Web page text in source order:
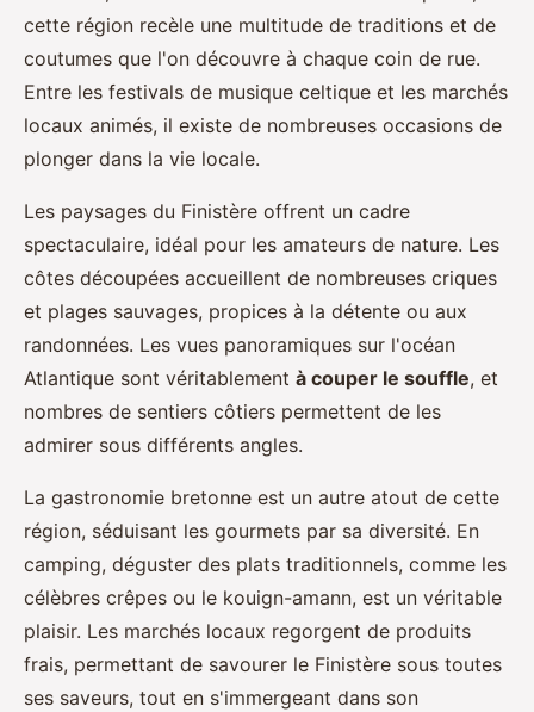
cette région recèle une multitude de traditions et de
coutumes que l'on découvre à chaque coin de rue.
Entre les festivals de musique celtique et les marchés
locaux animés, il existe de nombreuses occasions de
plonger dans la vie locale.
Les paysages du Finistère offrent un cadre
spectaculaire, idéal pour les amateurs de nature. Les
côtes découpées accueillent de nombreuses criques
et plages sauvages, propices à la détente ou aux
randonnées. Les vues panoramiques sur l'océan
Atlantique sont véritablement à couper le souffle, et
nombres de sentiers côtiers permettent de les
admirer sous différents angles.
La gastronomie bretonne est un autre atout de cette
région, séduisant les gourmets par sa diversité. En
camping, déguster des plats traditionnels, comme les
célèbres crêpes ou le kouign-amann, est un véritable
plaisir. Les marchés locaux regorgent de produits
frais, permettant de savourer le Finistère sous toutes
ses saveurs, tout en s'immergeant dans son